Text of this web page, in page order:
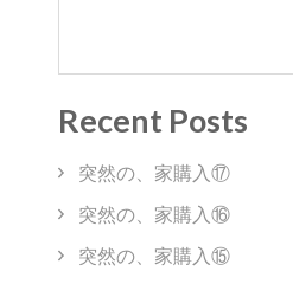
Recent Posts
突然の、家購入⑰
突然の、家購入⑯
突然の、家購入⑮